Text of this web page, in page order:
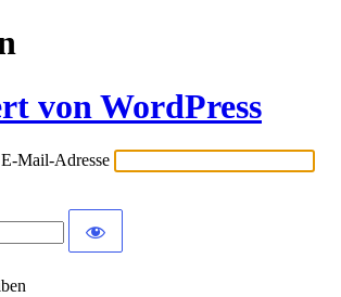
von WordPress
Mail-Adresse